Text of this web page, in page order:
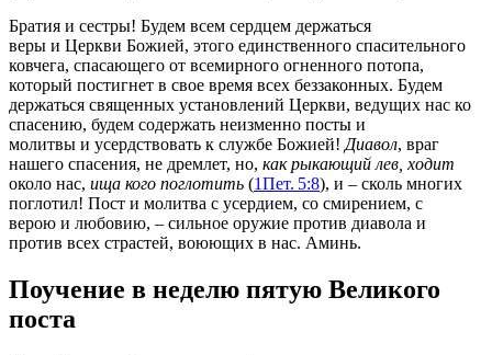
Братия и сестры! Будем всем сердцем держаться
веры и Церкви Божией, этого единственного спасительного
ковчега, спасающего от всемирного огненного потопа,
который постигнет в свое время всех беззаконных. Будем
держаться священных установлений Церкви, ведущих нас ко
спасению, будем содержать неизменно посты и
молитвы и усердствовать к службе Божией! Диавол, враг
нашего спасения, не дремлет, но, как рыкающий лев, ходит
около нас, ища кого поглотить (1Пет. 5:8), и – сколь многих
поглотил! Пост и молитва с усердием, со смирением, с
верою и любовию, – сильное оружие против диавола и
против всех страстей, воюющих в нас. Аминь.
Поучение в неделю пятую Великого
поста